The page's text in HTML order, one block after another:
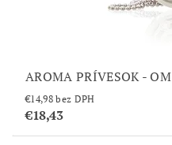
AROMA PRÍVESOK -
€14,98 bez DPH
€18,43